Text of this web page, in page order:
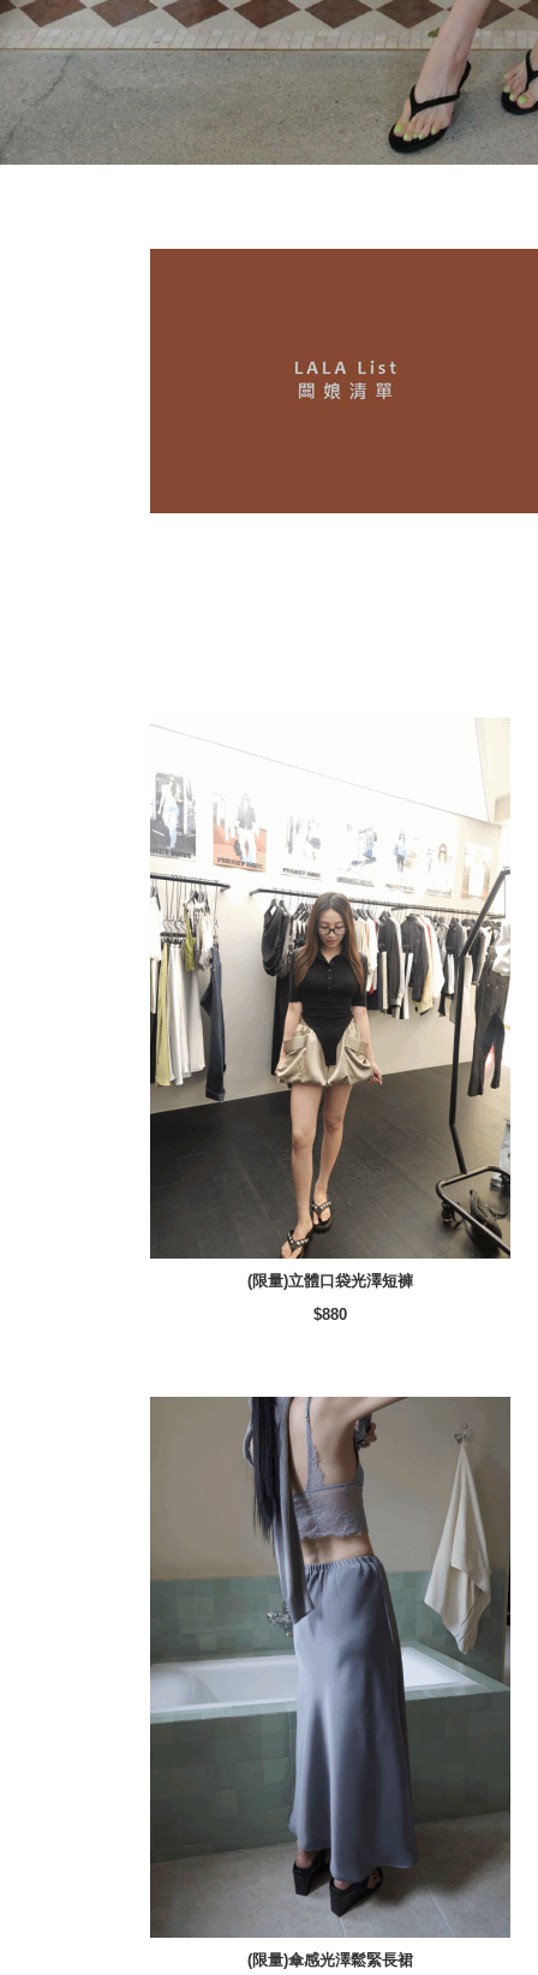
(限量)立體口袋光澤短褲
$880
(限量)傘感光澤鬆緊長裙